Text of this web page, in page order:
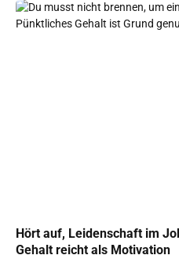
Hört auf, Leidenschaft im
Gehalt reicht als Motivation